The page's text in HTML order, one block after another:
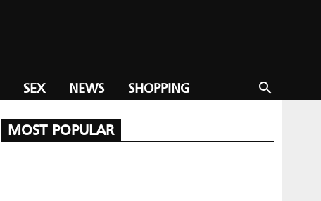
search
SEX NEWS SHOPPING
MOST POPULAR